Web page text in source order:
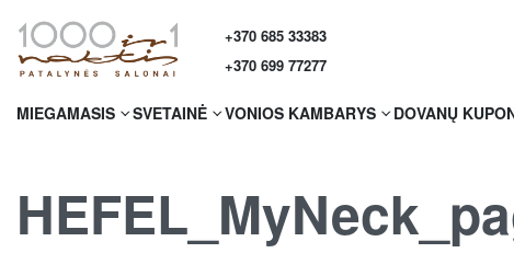
+370 685 33383
+370 699 77277
MIEGAMASIS SVETAINĖ VONIOS KAMBARYS DOVANŲ